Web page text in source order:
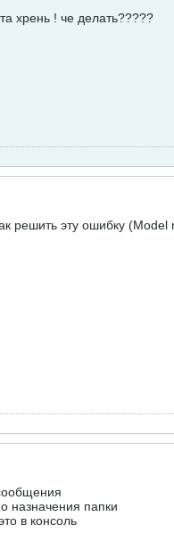
хрень ! че делать?????
эту ошибку
назначения папки
в консоль